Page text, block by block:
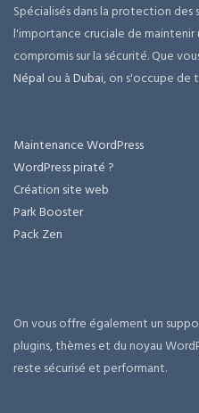
Spécialisés dans la protection
l'importance cruciale de maintenir
compromis sur la sécurité. Que
Népal ou àDubai, on s'occupe de
Maintenance WordPress
WordPress piraté ?
Création site web
Park Booster
Pack Zen
On vous offre également un
plugins, thèmes et du noyau
reste sécurisé et performant.